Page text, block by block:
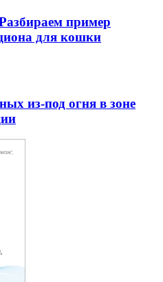
пример
для кошки
из-под огня в зоне